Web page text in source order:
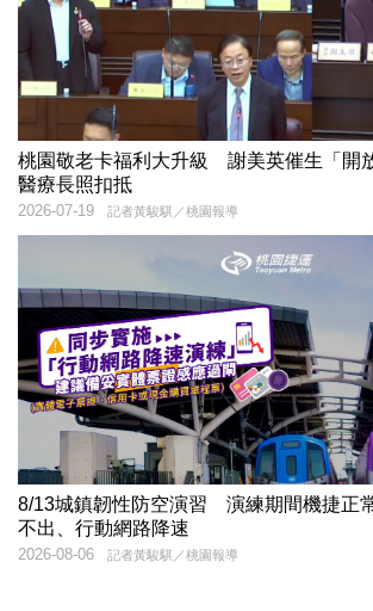
桃園敬老卡福利大升級 謝美英催生「開
醫療長照扣抵
記者黃駿騏／桃園報導
2026-07-19
8/13城鎮韌性防空演習 演練期間機捷正
不出、行動網路降速
記者黃駿騏／桃園報導
2026-08-06